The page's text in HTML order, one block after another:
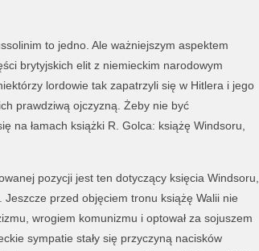
to jedno. Ale ważniejszym aspektem
brytyjskich elit z niemieckim narodowym
lordowie tak zapatrzyli się w Hitlera i jego
prawdziwą ojczyzną. Żeby nie być
na łamach książki R. Golca: książę Windsoru,
pozycji jest ten dotyczący księcia Windsoru,
przed objęciem tronu książę Walii nie
wrogiem komunizmu i optował za sojuszem
sympatie stały się przyczyną nacisków